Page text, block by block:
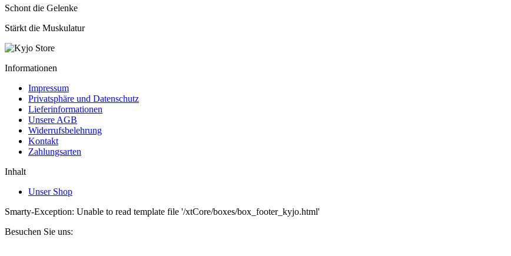
Schont die Gelenke
Stärkt die Muskulatur
Informationen
Impressum
Privatsphäre und Datenschutz
Lieferinformationen
Unsere AGB
Widerrufsbelehrung
Kontakt
Zahlungsarten
Inhalt
Unser Shop
Smarty-Exception: Unable to read template file '/xtCore/boxes/box_footer_kyjo.html'
Besuchen Sie uns: